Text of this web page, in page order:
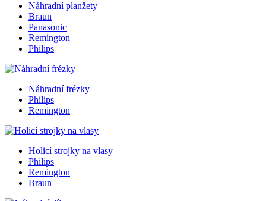
Náhradní planžety
Braun
Panasonic
Remington
Philips
Náhradní frézky
Philips
Remington
Holicí strojky na vlasy
Philips
Remington
Braun